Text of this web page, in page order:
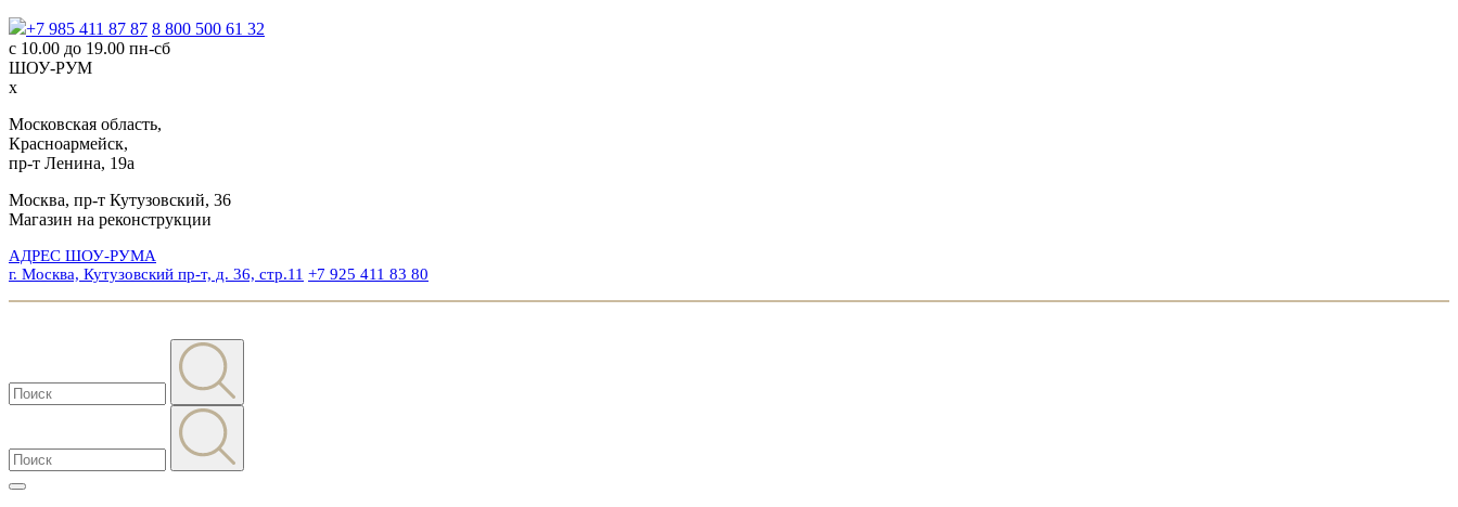
+7 985 411 87 87 8 800 500 61 32
с 10.00 до 19.00 пн-сб
ШОУ-РУМ
x
Московская область,
Красноармейск,
пр-т Ленина, 19а
Москва, пр-т Кутузовский, 36
Магазин на реконструкции
АДРЕС ШОУ-РУМА
г. Москва, Кутузовский пр-т, д. 36, стр.11 +7 925 411 83 80